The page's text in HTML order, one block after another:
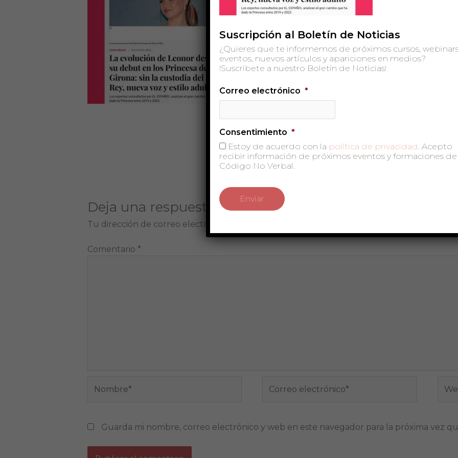
Deja una respuesta
Tu dirección de correo electrónico no será publicada. Los campos obligatorios están
Comentario *
electrónico*
Guarda mi nombre, correo electrónico y web en este navegador para la próxima vez
Suscripción al Boletín de Noticias
¿Quieres que te informemos de próximos cursos,
eventos, nuevos artículos y apariciones en medios?
!Suscríbete a nuestro Boletín de Noticias!
Correo electrónico *
Consentimiento *
Estoy de acuerdo con la política de privacidad. Acepto
recibir información de próximos eventos y formaciones de
Código No Verbal.